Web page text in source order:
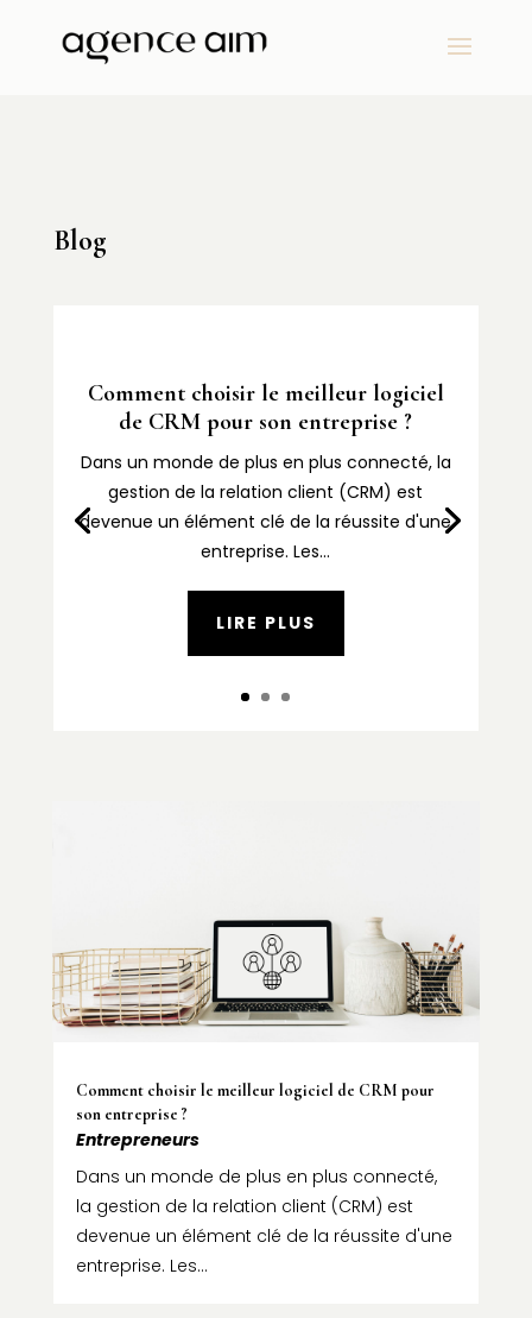
Blog
Comment choisir le meilleur logiciel
de CRM pour son entreprise ?
Dans un monde de plus en plus connecté, la
gestion de la relation client (CRM) est
devenue un élément clé de la réussite d'une
entreprise. Les...
LIRE PLUS
Comment choisir le meilleur logiciel de CRM pour
son entreprise ?
Entrepreneurs
Dans un monde de plus en plus connecté,
la gestion de la relation client (CRM) est
devenue un élément clé de la réussite d'une
entreprise. Les...